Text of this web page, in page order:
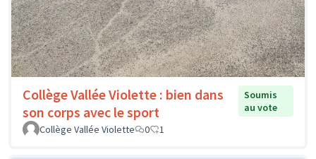
Collège Vallée Violette : bien dans
son corps avec le sport
Soumis
au vote
Collège Vallée Violette
0 1